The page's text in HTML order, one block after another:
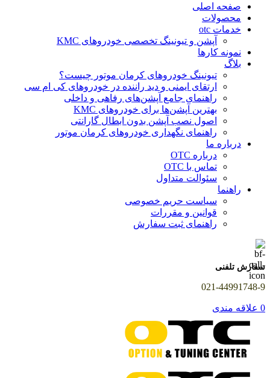
صفحه اصلی
محصولات
خدمات otc
آپشن و تیونینگ تخصصی خودروهای KMC
نمونه کارها
بلاگ
تیونینگ خودروهای کرمان موتور چیست؟
ارتقای ایمنی و دید راننده در خودروهای کی ام سی
راهنمای جامع آپشن‌های رفاهی و داخلی
بهترین آپشن‌ها برای خودروهای KMC
اصول نصب آپشن بدون ابطال گارانتی
راهنمای نگهداری خودروهای کرمان موتور
درباره ما
درباره OTC
تماس با OTC
سئوالت متداول
راهنما
سیاست حریم خصوصی
قوانین و مقررات
راهنمای ثبت سفارش
سفارش تلفنی
021-44991748-9
0 علاقه مندی